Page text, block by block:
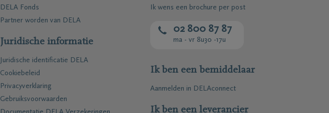
DELA Fonds
Partner worden van DELA
Juridische informatie
Juridische identificatie DELA
Cookiebeleid
Privacyverklaring
Gebruiksvoorwaarden
Ik wens een brochure per post
02 800 87 87
ma - vr 8u30 -17u
Ik ben een bemiddelaar
Aanmelden in DELAconnect
Ik ben een leverancier